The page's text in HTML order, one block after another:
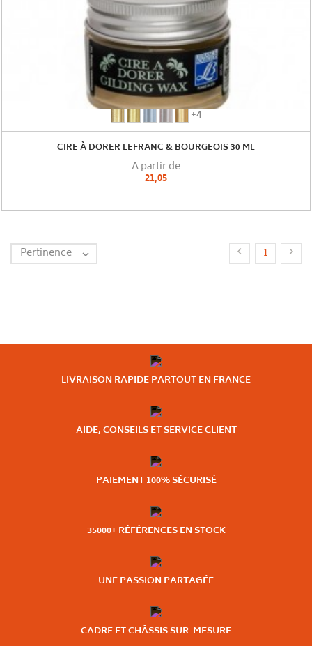
Laiton
(
Dorure
Lefranc
Bourgeois
Or
riche
(
Dorure
Lefranc
)
Argent
(
Dorure
Lefranc
&
Bourgeois
Etain
(
Dorure
Lefranc
&
Bourgeois
Or
pâle
(
Dorure
)
+4
CIRE À DORER LEFRANC & BOURGEOIS 30 ML
A partir de
21,05
Pertinence   1 
LIVRAISON RAPIDE PARTOUT EN FRANCE
AIDE, CONSEILS ET SERVICE CLIENT
PAIEMENT 100% SÉCURISÉ
35000+ RÉFÉRENCES EN STOCK
UNE PASSION PARTAGÉE
CADRE ET CHÂSSIS SUR-MESURE